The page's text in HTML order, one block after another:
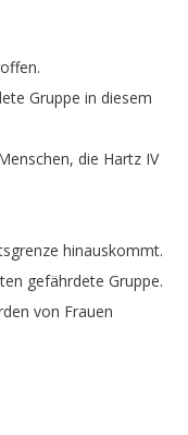
.
Gruppe in diesem
, die Hartz IV
hinauskommt.
gefährdete Gruppe.
von Frauen